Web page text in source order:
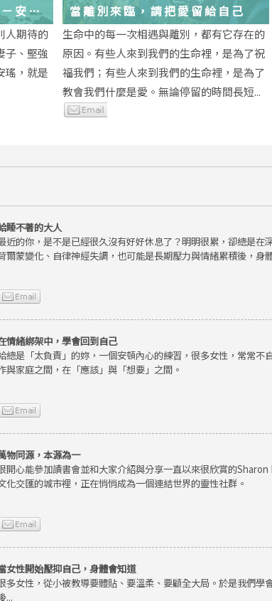
安
重生
人期待的
子、堅強
瑤，就是
當離別來臨，請把愛留給自己
生命中的每一次相遇與離別，都有它存在的
原因。有些人來到我們的生命裡，是為了祝
福我們；有些人來到我們的生命裡，是為了
教會我們什麼是愛。無論停留的時間長短...
睡不著的大人
近的你，是不是已經很久沒有好好休息了？明明很累，卻總是在
爾蒙變化、自律神經失調，也可能是長期壓力與情緒累積後，身
情緒綁架中，學會回到自己
總是「太負責」的妳，一個安頓內心的練習，很多女性，常常
與家庭之間，在「應該」與「想要」之間。
物同源，本源為一
開心能參加讀書會並和大家介紹與分享一直以來很欣賞的
化交匯的城市裡，正在悄悄成為一個連結世界的靈性社群。
女性開始壓抑自己，身體會知道
多女性，從小被教導要體貼、要溫柔、要顧全大局。於是我們
...